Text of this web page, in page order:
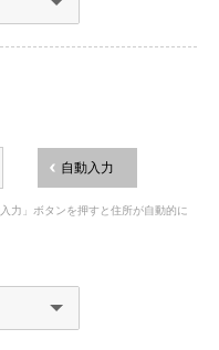
自動入力
力」ボタンを押すと住所が自動的に